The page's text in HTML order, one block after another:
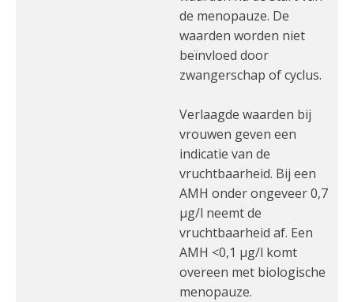
de menopauze. De
waarden worden niet
beïnvloed door
zwangerschap of cyclus.
Verlaagde waarden bij
vrouwen geven een
indicatie van de
vruchtbaarheid. Bij een
AMH onder ongeveer 0,7
µg/l neemt de
vruchtbaarheid af. Een
AMH <0,1 µg/l komt
overeen met biologische
menopauze.